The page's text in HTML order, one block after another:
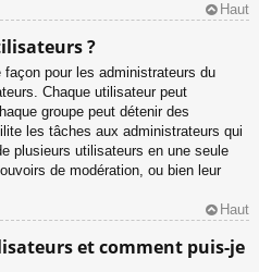
Haut
?
façon pour les administrateurs du
Chaque utilisateur peut
groupe peut détenir des
les tâches aux administrateurs qui
plusieurs utilisateurs en une seule
de modération, ou bien leur
Haut
et comment puis-je